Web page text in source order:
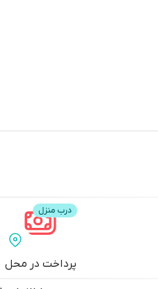
پرداخت در محل